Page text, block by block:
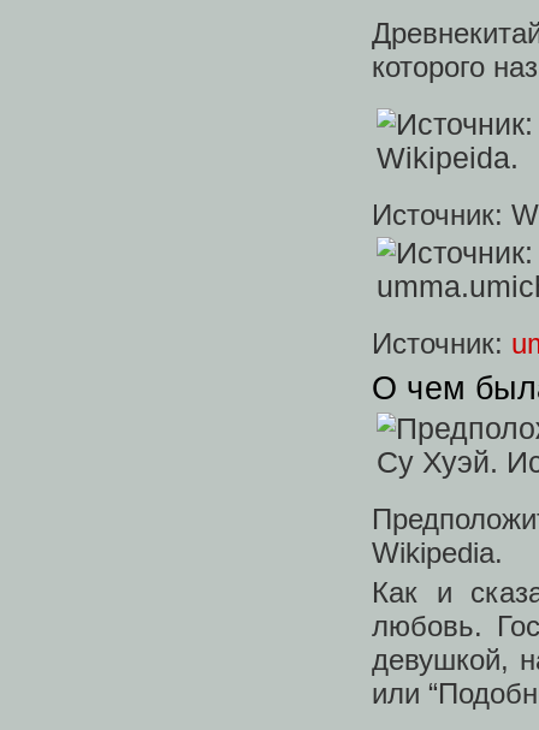
которого
Источник:
Источник:
О чем
Wikipedia.
Как и
любовь.
девушкой,
или